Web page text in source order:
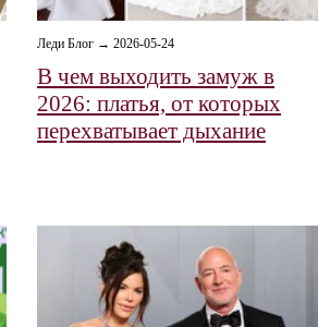
Леди Блог → 2026-05-24
В чем выходить замуж в
2026: платья, от которых
перехватывает дыхание